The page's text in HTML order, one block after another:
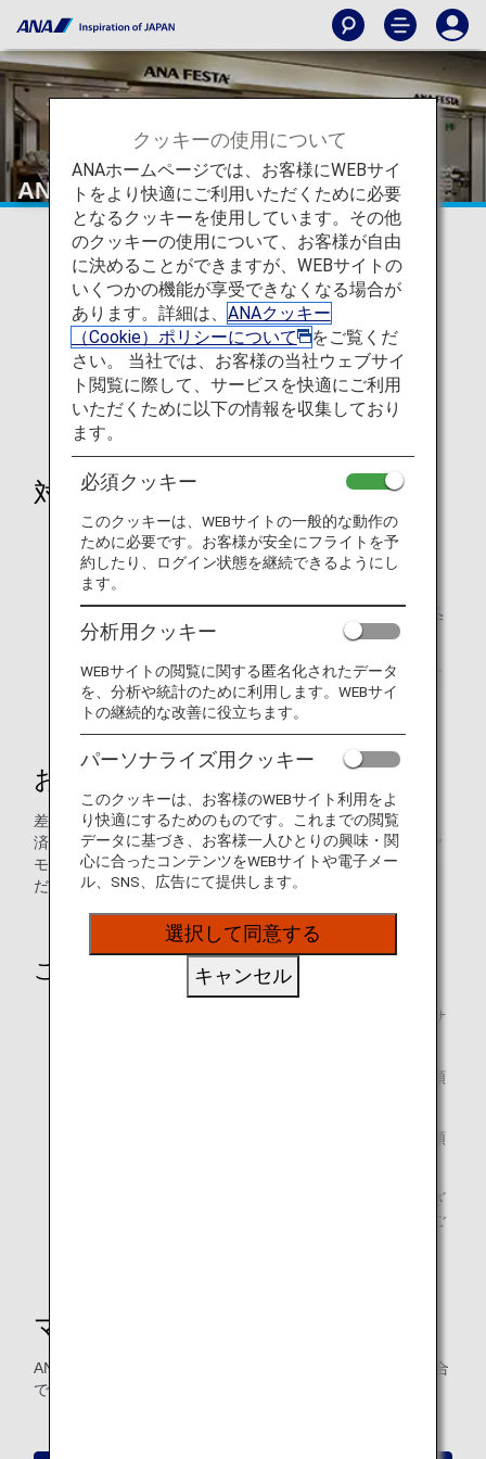
ANA FESTA商品
対象店舗・商品
全国のANA FESTAでご利用いただけます。
一部対象外の商品がございます。
対象店舗・商品に関する詳細は、ANA FESTA ホームペ
ージ
をご確認ください。
無人決済システムが導入された ANA FESTA GO ではご
使用になれません。
お支払い
差額は現金、電子マネー、クレジットカード、QRコード決
済、ANA FESTAクーポン（eギフトカード）、ANA「ダイヤ
モンドサービス」機内・空港お買い物クーポンでお支払いく
ださい。
ご注意
「ANAデジタルクーポン」をご利用の場合、他の割引サ
ご利用金額がお持ちの「ANAデジタルクーポン」の金額
ご利用金額がお持ちの「ANAデジタルクーポン」の金額
ANAデジタルクーポンをご利用の際には、諸条件がござ
います。あらかじめご利用条件、方法をご確認の上、ご
マイル積算について
ANA FESTAにて「ANAデジタルクーポン」でお支払いの場合
でも、他のお支払い手段と同様にマイルを積算いたします。
クッキーの使用について
ANAホームページでは、お客様にWEBサイ
トをより快適にご利用いただくために必要
となるクッキーを使用しています。その他
のクッキーの使用について、お客様が自由
に決めることができますが、WEBサイトの
いくつかの機能が享受できなくなる場合が
あります。詳細は、 ANAクッキー
（Cookie）ポリシーについて
をご覧くだ
さい。 当社では、お客様の当社ウェブサイ
ト閲覧に際して、サービスを快適にご利用
いただくために以下の情報を収集しており
ます。
必須クッキー
このクッキーは、WEBサイトの一般的な動作の
ために必要です。お客様が安全にフライトを予
約したり、ログイン状態を継続できるようにし
ます。
分析用クッキー
WEBサイトの閲覧に関する匿名化されたデータ
を、分析や統計のために利用します。WEBサイ
トの継続的な改善に役立ちます。
パーソナライズ用クッキー
このクッキーは、お客様のWEBサイト利用をよ
り快適にするためのものです。これまでの閲覧
データに基づき、お客様一人ひとりの興味・関
心に合ったコンテンツをWEBサイトや電子メー
ル、SNS、広告にて提供します。
選択して同意する
キャンセル